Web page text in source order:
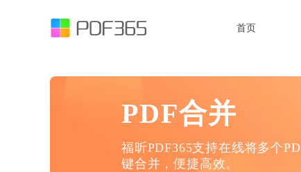
首页
PDF合并
福昕PDF365支持在线将多个
键合并，便捷高效。